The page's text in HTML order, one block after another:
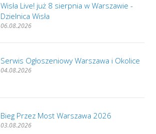
Wisła Live! już 8 sierpnia w Warszawie -
Dzielnica Wisła
06.08.2026
Serwis Ogłoszeniowy Warszawa i Okolice
04.08.2026
Bieg Przez Most Warszawa 2026
03.08.2026